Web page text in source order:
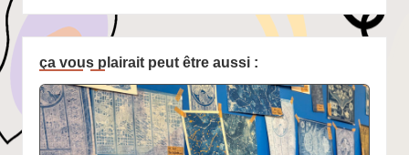
ça vous plairait peut être aussi :